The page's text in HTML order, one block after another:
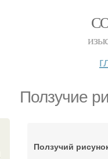
Ползучие
Ползучий